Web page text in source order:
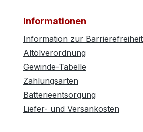
Informationen
Information zur Barrierefreiheit
Altölverordnung
Gewinde-Tabelle
Zahlungsarten
Batterieentsorgung
Liefer- und Versankosten